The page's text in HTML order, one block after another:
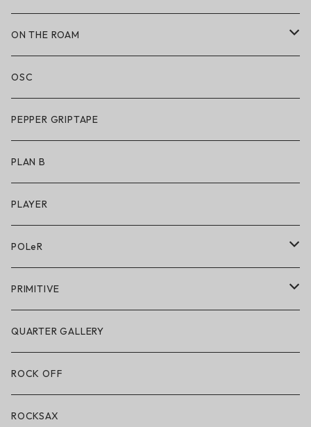
LAKAI × RIPNDIP
シューズ
アパレル
アクセサリー
キッズシューズ
ON THE ROAM
アパレル
サングラス
アンダーウェア
シューズ
アクセサリー・小物
OSC
PEPPER GRIPTAPE
PLAN B
PLAYER
POLeR
POLeR × GRIZZLY
POLeR × LAKAI
アパレル
アクセサリー・小物
PRIMITIVE
アパレル
ハードグッズ
QUARTER GALLERY
ROCK OFF
ROCKSAX